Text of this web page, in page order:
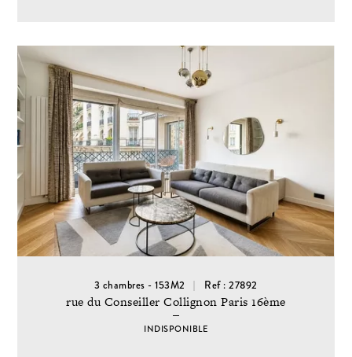
3 chambres - 153M2 Ref : 27892
rue du Conseiller Collignon Paris 16ème
INDISPONIBLE